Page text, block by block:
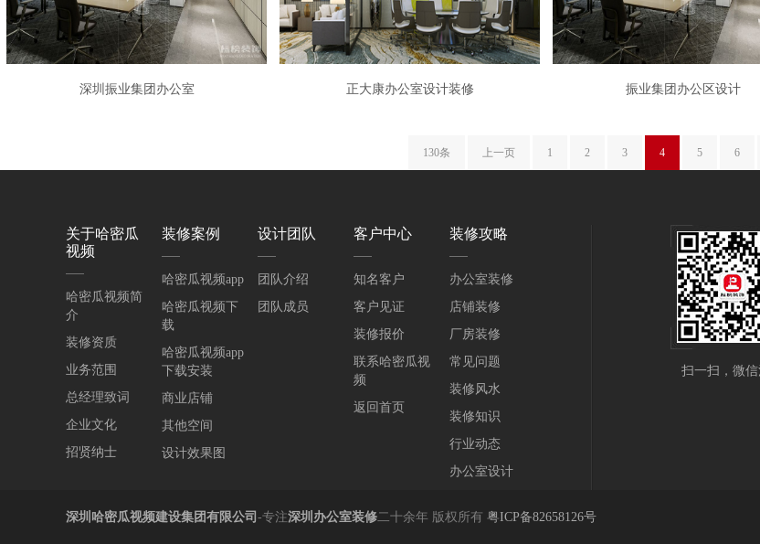
深圳振业集团办公室 正大康办公室设计装修 振业集团办公区设计
130条 上一页 1 2 3 4 5 6
关于哈密瓜
视频
哈密瓜视频简
介
装修资质
业务范围
总经理致词
企业文化
招贤纳士
装修案例
哈密瓜视频app
哈密瓜视频下
载
哈密瓜视频app
下载安装
商业店铺
其他空间
设计效果图
设计团队
团队介绍
团队成员
客户中心
知名客户
客户见证
装修报价
联系哈密瓜视
频
返回首页
装修攻略
办公室装修
店铺装修
厂房装修
常见问题
装修风水
装修知识
行业动态
办公室设计
扫一扫，微
深圳哈密瓜视频建设集团有限公司 -专注深圳办公室装修二十余年 版权所有 粤ICP备82658126号